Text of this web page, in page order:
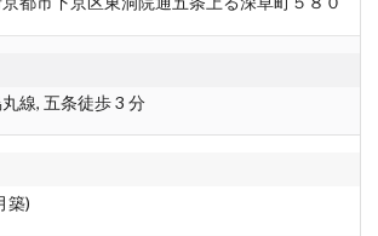
線, 五条徒歩 3 分
築)